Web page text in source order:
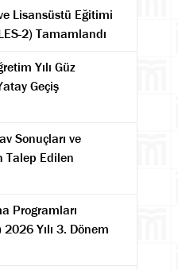
Lisansüstü Eğitimi
2) Tamamlandı
Yılı Güz
Geçiş
Sonuçları ve
Talep Edilen
Programları
Yılı 3. Dönem